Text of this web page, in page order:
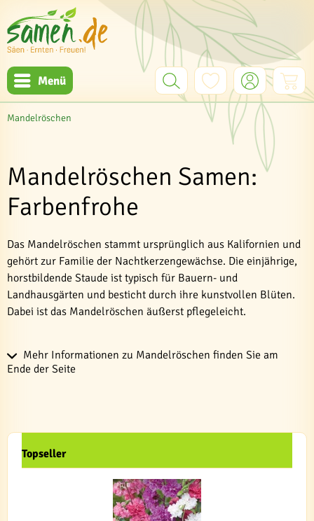
Menü
Mandelröschen
Mandelröschen Samen:
Farbenfrohe
Das Mandelröschen stammt ursprünglich aus Kalifornien und
gehört zur Familie der Nachtkerzengewächse. Die einjährige,
horstbildende Staude ist typisch für Bauern- und
Landhausgärten und besticht durch ihre kunstvollen Blüten.
Dabei ist das Mandelröschen äußerst pflegeleicht.
Mehr Informationen zu Mandelröschen finden Sie am
Ende der Seite
Topseller